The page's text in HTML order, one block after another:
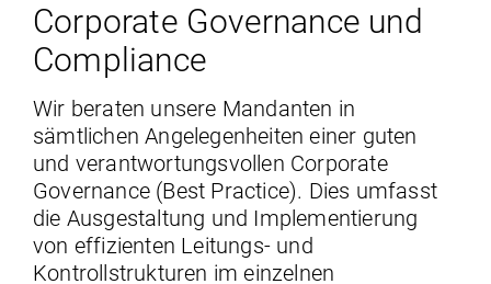
Corporate Governance und
Compliance
Wir beraten unsere Mandanten in
sämtlichen Angelegenheiten einer guten
und verantwortungsvollen Corporate
Governance (Best Practice). Dies umfasst
die Ausgestaltung und Implementierung
von effizienten Leitungs- und
Kontrollstrukturen im einzelnen